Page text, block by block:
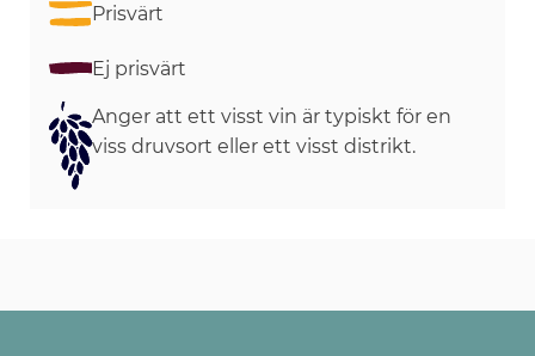
Prisvärt
Ej prisvärt
Anger att ett visst vin är typiskt för en
viss druvsort eller ett visst distrikt.